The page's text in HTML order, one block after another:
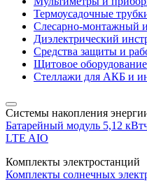
Термоусадочные
Слесарно-монтажный
Диэлектрический
Средства защиты и
Щитовое оборудование
Стеллажи для АКБ и
Системы накопления
Батарейный модуль 5,12
LTE AIO
Комплекты электростанций
Комплекты солнечных